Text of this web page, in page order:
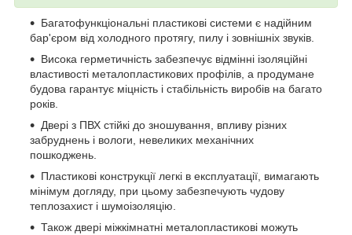
Багатофункціональні пластикові системи є надійним
бар'єром від холодного протягу, пилу і зовнішніх звуків.
Висока герметичність забезпечує відмінні ізоляційні
властивості металопластикових профілів, а продумане
будова гарантує міцність і стабільність виробів на багато
років.
Двері з ПВХ стійкі до зношування, впливу різних
забруднень і вологи, невеликих механічних
пошкоджень.
Пластикові конструкції легкі в експлуатації, вимагають
мінімум догляду, при цьому забезпечують чудову
теплозахист і шумоізоляцію.
Також двері міжкімнатні металопластикові можуть